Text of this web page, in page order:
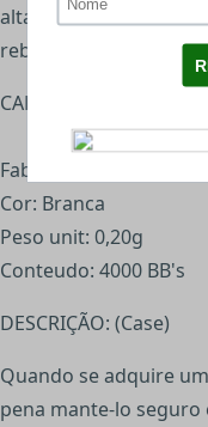
alta precisão com
rebarbas.
CARACTERÍSTICAS:
Fabricante: BB King
Cor: Branca
Peso unit: 0,20g
Conteudo: 4000 BB's
DESCRIÇÃO: (Case)
Quando se adquire
pena mante-lo